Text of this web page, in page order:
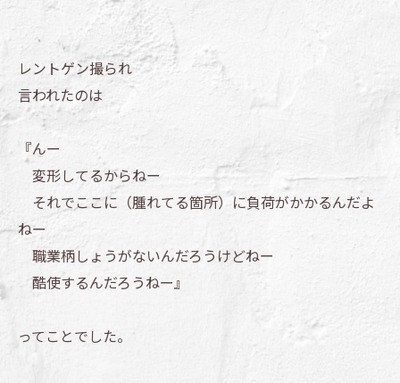
レントゲン撮られ
言われたのは
『んー
変形してるからねー
それでここに（腫れてる箇所）に負荷がかかるんだよ
ねー
職業柄しょうがないんだろうけどねー
酷使するんだろうねー』
ってことでした。